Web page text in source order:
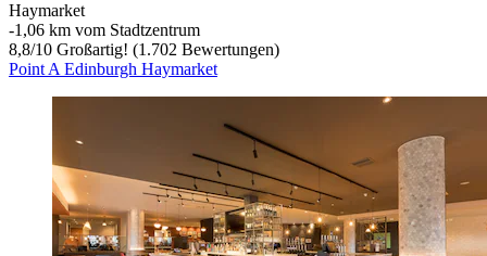
Haymarket
‐1,06 km vom Stadtzentrum
8,8/10 Großartig! (1.702 Bewertungen)
Point A Edinburgh Haymarket